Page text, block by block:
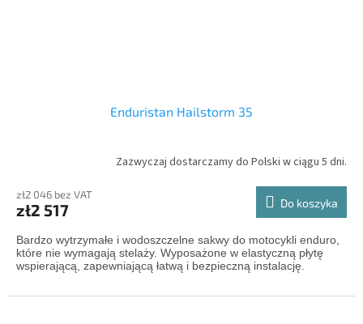
Enduristan Hailstorm 35
Zazwyczaj dostarczamy do Polski w ciągu 5 dni.
zł2 046 bez VAT
zł2 517 Do koszyka
Bardzo wytrzymałe i wodoszczelne sakwy do motocykli enduro,
które nie wymagają stelaży. Wyposażone w elastyczną płytę
wspierającą, zapewniającą łatwą i bezpieczną instalację.